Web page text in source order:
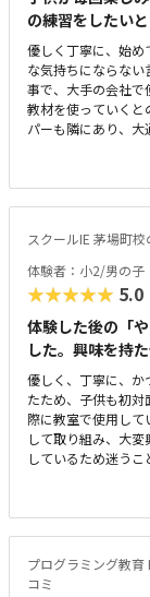
に「やってみて」と
も養われているの
インでなく、対面で
す。
の練習をしたい
優しく丁寧に、始め
な気持ちにならな
事で、大手の会社で
教材を使っていくと
パーも隣にあり、
なので、安心です
しやすいと思いま
が強い日は大丈夫か
ないが、追加でかか
スクールIE 茅場町
体験者：小2/男の子
★★★★★ 5.0
体験した後の「
した。興味を持
優しく、丁寧に、か
たため、子供も初
際に教室で使用し
して取り組み、大
しているため迷う
あり、車どおりが
室が同じかどうか
と思う。少々高めに
で、仕方がないの
き、どちらもプログ
から見ても良いので
プログラミング教育
コミ